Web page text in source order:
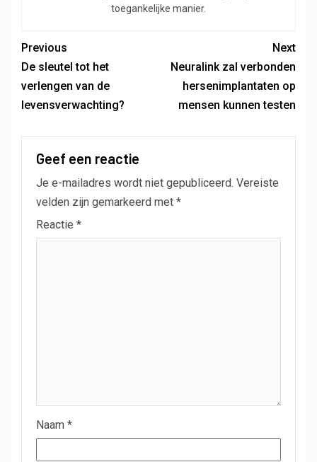
toegankelijke manier.
Previous
De sleutel tot het
verlengen van de
levensverwachting?
Next
Neuralink zal verbonden
hersenimplantaten op
mensen kunnen testen
Geef een reactie
Je e-mailadres wordt niet gepubliceerd. Vereiste
velden zijn gemarkeerd met *
Reactie *
Naam *